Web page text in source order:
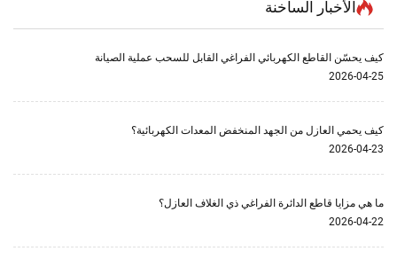
الأخبار الساخنة
كيف يحسّن القاطع الكهربائي الفراغي القابل للسحب عملية الصيانة
2026-04-25
كيف يحمي العازل من الجهد المنخفض المعدات الكهربائية؟
2026-04-23
ما هي مزايا قاطع الدائرة الفراغي ذي الغلاف العازل؟
2026-04-22